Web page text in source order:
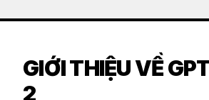
GIỚI THIỆU VỀ
2